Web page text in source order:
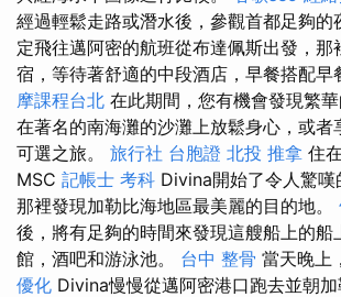
經過輕鬆走路或潛水後，參觀首都足夠的
定飛往邁阿密的航班從布達佩斯出發，那
宿，等待著舒適的中段酒店，早餐搭配早
摩課程台北 在此期間，您有機會發現繁華
在著名的南海灘的沙灘上放鬆身心，或者
可選之旅。 旅行社 台胞證 北投 推拿 住
MSC 記帳士 考科 Divina開始了令人驚嘆
那裡發現加勒比海地區最美麗的目的地。
後，將有足夠的時間來發現這艘船上的船
館，酒吧和游泳池。 台中 整骨 當天晚上
優化 Divina慢慢從邁阿密港口跑去並朝加